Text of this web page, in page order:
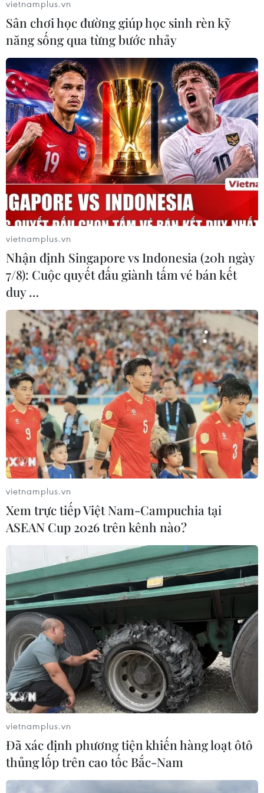
[Photo]: Hội Thanh niên vận động
500.000 đơn vị máu
12/01/2019 08:42
Trong 25 năm qua, Hội thanh niên vận động hiến máu
Hà Nội đã vận động và tiếp nhận được gần 500.000
đơn vị máu, nhất là vào các thời điểm khan hiếm nguồn
máu.
vietnamplus.vn
Sân chơi học đường giúp học sinh rèn kỹ
năng sống qua từng bước nhảy
vietnamplus.vn
Nhận định Singapore vs Indonesia (20h ngày
7/8): Cuộc quyết đấu giành tấm vé bán kết
duy …
vietnamplus.vn
Xem trực tiếp Việt Nam-Campuchia tại
ASEAN Cup 2026 trên kênh nào?
vietnamplus.vn
Đã xác định phương tiện khiến hàng loạt ôtô
thủng lốp trên cao tốc Bắc-Nam